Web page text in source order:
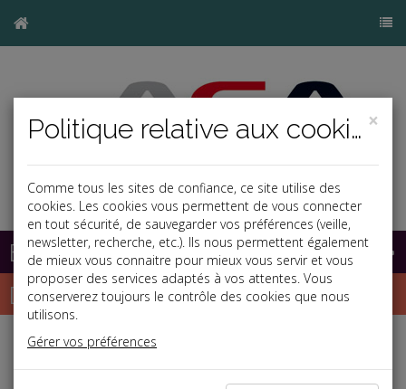
Base documentaire
Dépêches
Liste des dernières dépêches
×
Politique relative aux cookies
Comme tous les sites de confiance, ce site utilise des
cookies. Les cookies vous permettent de vous connecter
en tout sécurité, de sauvegarder vos préférences (veille,
newsletter, recherche, etc.). Ils nous permettent également
de mieux vous connaitre pour mieux vous servir et vous
proposer des services adaptés à vos attentes. Vous
conserverez toujours le contrôle des cookies que nous
utilisons.
Gérer vos préférences